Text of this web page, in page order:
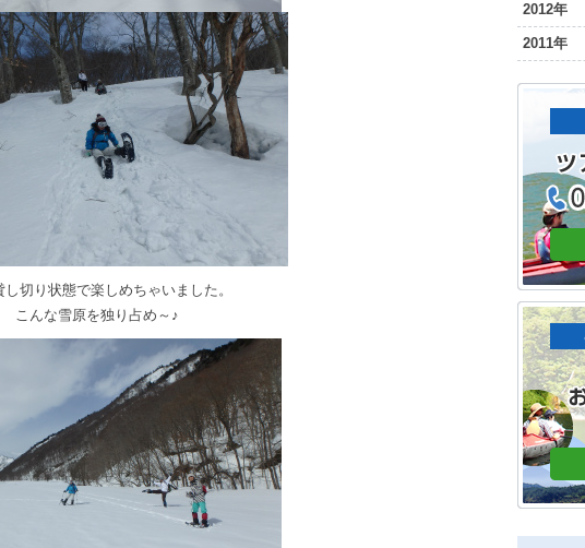
し切り状態で楽しめちゃいました。
こんな雪原を独り占め～♪
2012年
2011年